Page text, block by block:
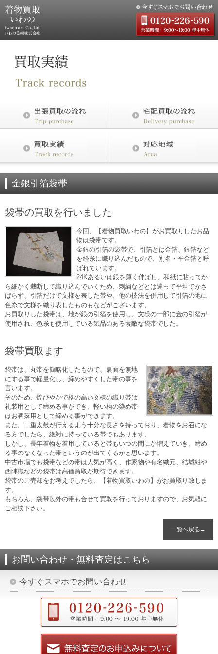
金銀引箔袋帯
袋帯の買取を行いました
今回、【着物買取いわの】がお買取りしたお品
物は袋帯です。
金銀の引箔の袋帯で、引箔とは金箔、銀箔など
を経糸に織り込んだもので、別名・平金箔と呼
ばれています。
24Kあるいは銀を薄く伸ばし、和紙に貼ってか
ら細かく裁断して織り込んでいくため、刺繍などとは違って平坦でかさ
ばらず、引箔だけで文様を表した帯や、他の技法を併用して引箔の地に
色糸で文様を織り表したものもなどがございます。
お買取りした袋帯は、地が銀の引箔を使用し、文様の一部に金の引箔が
使用され、色糸も使用している気品のある素敵な袋帯でした。
袋帯買取ます
袋帯は、丸帯を簡略化したもので、裏面を無地
にする事で軽量化し、締めやすくした帯の事を
言います。
そのため、煌びやかで格の高い文様の織り帯は
礼装用として締める事ができ、軽い柄の染め帯
はお洒落用として締める事ができます。
また、二重太鼓が行えるよう十分な長さを持っており、着物をお召にな
る方でしたら、絶対に持っている帯でもあります。
しかし、長年着物を着用していると帯もいつの間にか増えていき、締め
る事のなくなった帯というのが出てくるかと思います。
中古市場でも袋帯などの帯は人気が高く、作家物や有名織元、結城紬や
西陣織などの袋帯は高価買取が期待できます。
袋帯のご売却をお考えでしたら、【着物買取いわの】がお買取り致しま
す。
もちろん、袋帯以外の帯も合せて買取を行っておりますので、お気軽に
ご相談下さい。
一覧へ戻る→
お問い合わせ・無料査定はこちら
今すぐスマホでお問い合わせ